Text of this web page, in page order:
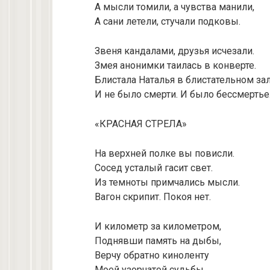
А мысли томили, а чувства манили,
А сани летели, стучали подковы.
Звеня кандалами, друзья исчезали.
Змея анонимки таилась в конверте.
Блистала Наталья в блистательном
И не было смерти. И было
«КРАСНАЯ СТРЕЛА»
На верхней полке вы повисли.
Сосед усталый гасит свет.
Из темноты примчались мысли.
Вагон скрипит. Покоя нет.
И километр за километром,
Поднявши память на дыбы,
Верчу обратно киноленту